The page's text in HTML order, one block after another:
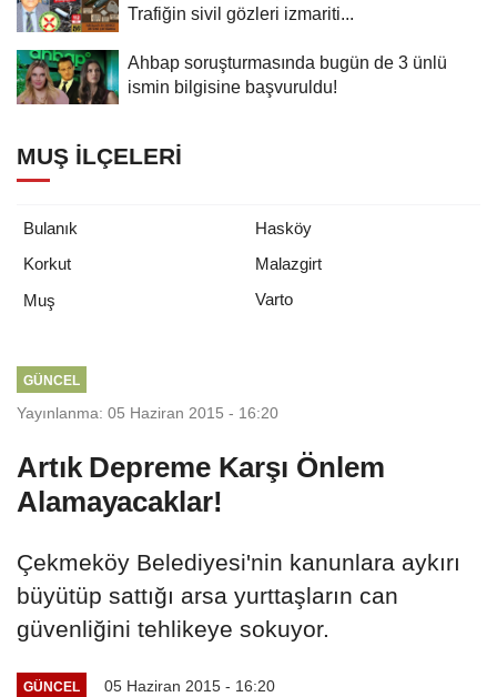
Trafiğin sivil gözleri izmariti...
Ahbap soruşturmasında bugün de 3 ünlü
ismin bilgisine başvuruldu!
MUŞ İLÇELERI
Bulanık
Hasköy
Korkut
Malazgirt
Muş
Varto
GÜNCEL
Yayınlanma: 05 Haziran 2015 - 16:20
Artık Depreme Karşı Önlem
Alamayacaklar!
Çekmeköy Belediyesi'nin kanunlara aykırı
büyütüp sattığı arsa yurttaşların can
güvenliğini tehlikeye sokuyor.
GÜNCEL 05 Haziran 2015 - 16:20